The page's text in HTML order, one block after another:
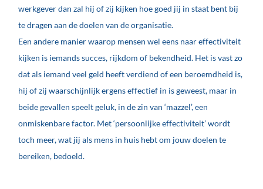
werkgever dan zal hij of zij kijken hoe goed jij in staat bent bij
te dragen aan de doelen van de organisatie.
Een andere manier waarop mensen wel eens naar effectiviteit
kijken is iemands succes, rijkdom of bekendheid. Het is vast zo
dat als iemand veel geld heeft verdiend of een beroemdheid is,
hij of zij waarschijnlijk ergens effectief in is geweest, maar in
beide gevallen speelt geluk, in de zin van ‘mazzel’, een
onmiskenbare factor. Met ‘persoonlijke effectiviteit’ wordt
toch meer, wat jij als mens in huis hebt om jouw doelen te
bereiken, bedoeld.